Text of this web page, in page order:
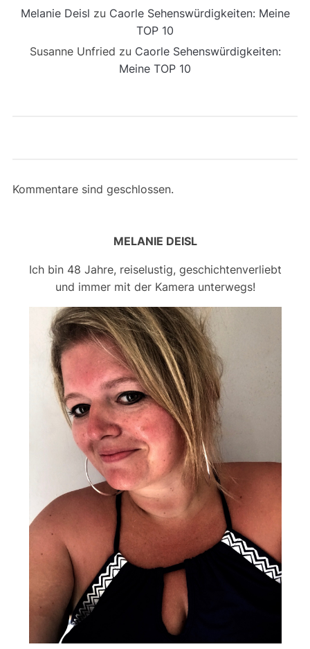
Melanie Deisl zu Caorle Sehenswürdigkeiten: Meine
TOP 10
Susanne Unfried zu Caorle Sehenswürdigkeiten:
Meine TOP 10
Kommentare sind geschlossen.
MELANIE DEISL
Ich bin 48 Jahre, reiselustig, geschichtenverliebt
und immer mit der Kamera unterwegs!